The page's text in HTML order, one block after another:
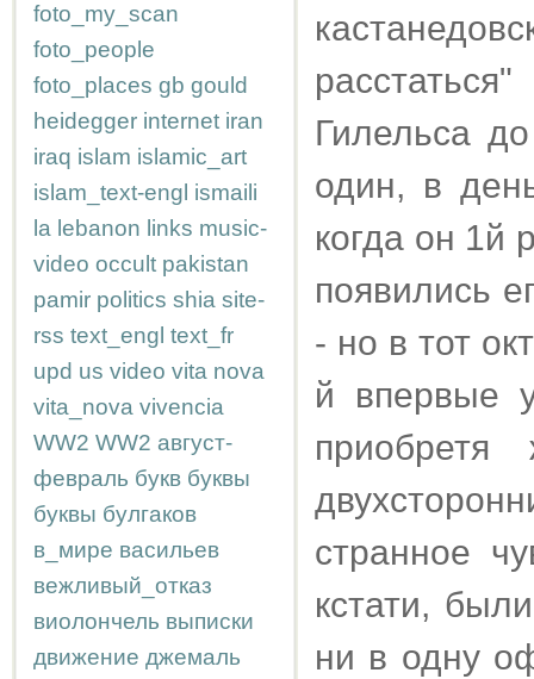
foto_my_scan
foto_people
foto_places gb gould
heidegger internet iran
iraq islam islamic_art
islam_text-engl ismaili
la lebanon links music-
video occult pakistan
pamir politics shia site-
rss text_engl text_fr
upd us video vita nova
vita_nova vivencia
WW2 WW2 август-
февраль букв буквы
буквы булгаков
в_мире васильев
вежливый_отказ
виолончель выписки
движение джемаль
Гилельса
один, в
когда он 1й
появились
- но в тот
й впервые
странное
кстати,
ни в одну